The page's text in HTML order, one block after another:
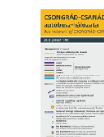
Image